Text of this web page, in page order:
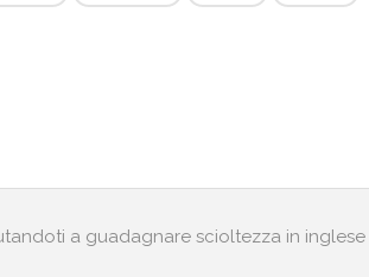
a guadagnare scioltezza in inglese